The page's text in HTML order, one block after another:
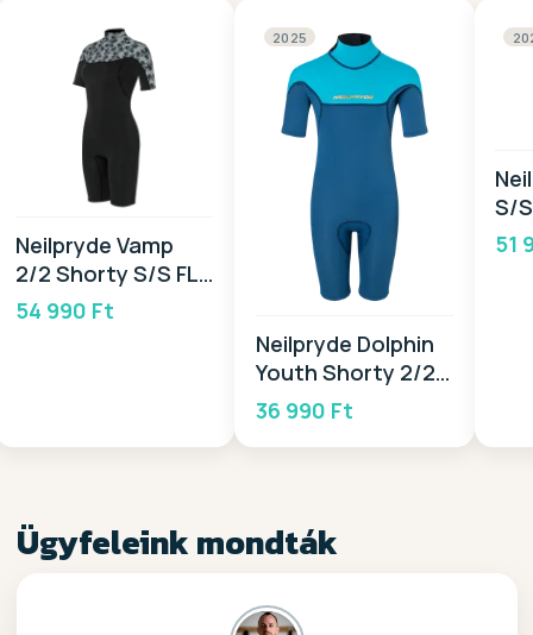
Neilpryde Vamp
2/2 Shorty S/S FL
BZ 2026
54 990 Ft
2025
Neilpryde Dolphin
Youth Shorty 2/2
BZ 2025
36 990 Ft
S/
51
Ügyfeleink mondták